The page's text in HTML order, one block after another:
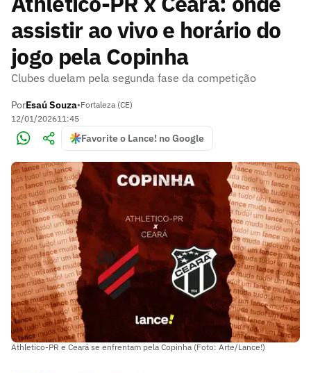
assistir ao vivo e horário do
jogo pela Copinha
Clubes duelam pela segunda fase da competição
PorEsaú Souza•Fortaleza (CE)
12/01/202611:45
Favorite o Lance! no Google
Athletico-PR e Ceará se enfrentam pela Copinha (Foto: Arte/Lance!)